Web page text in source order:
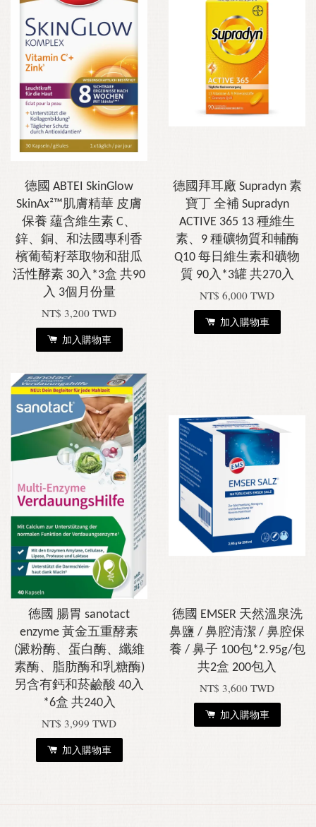
德國 ABTEI SkinGlow
SkinAx²™肌膚精華 皮膚
保養 蘊含維生素 C、
鋅、銅、和法國專利香
檳葡萄籽萃取物和甜瓜
活性酵素 30入*3盒 共90
入 3個月份量
NT$ 3,200 TWD
加入購物車
德國拜耳廠 Supradyn 素
寶丁 全補 Supradyn
ACTIVE 365 13 種維生
素、9 種礦物質和輔酶
Q10 每日維生素和礦物
質 90入*3罐 共270入
NT$ 6,000 TWD
加入購物車
德國 腸胃 sanotact
enzyme 黃金五重酵素
(澱粉酶、蛋白酶、纖維
素酶、脂肪酶和乳糖酶)
另含有鈣和菸鹼酸 40入
*6盒 共240入
NT$ 3,999 TWD
加入購物車
德國 EMSER 天然溫泉洗
鼻鹽 / 鼻腔清潔 / 鼻腔保
養 / 鼻子 100包*2.95g/包
共2盒 200包入
NT$ 3,600 TWD
加入購物車